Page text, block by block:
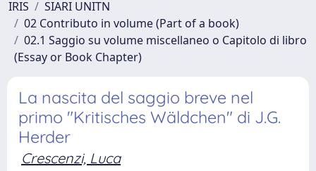
IRIS
SIARI UNITN
02 Contributo in volume (Part of a book)
02.1 Saggio su volume miscellaneo o Capitolo di libro
(Essay or Book Chapter)
La nascita del saggio breve nel
primo "Kritisches Wäldchen" di J.G.
Herder
Crescenzi, Luca